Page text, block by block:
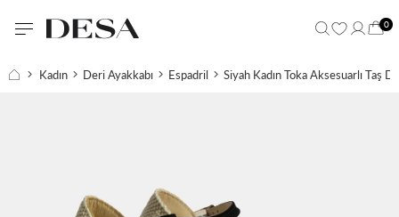
0
Kadın Deri Ayakkabı Espadril